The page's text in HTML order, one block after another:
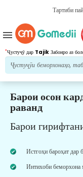
Тартиби
*Ҷустуҷӯ дар Tajik Забонро аз
menu
Барои осон
раванд
Барои
Истгоҳи бароҳат дар
Интихоби